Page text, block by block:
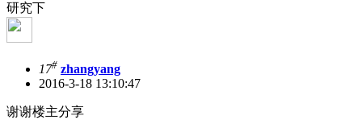
研究下
17# zhangyang
2016-3-18 13:10:47
谢谢楼主分享